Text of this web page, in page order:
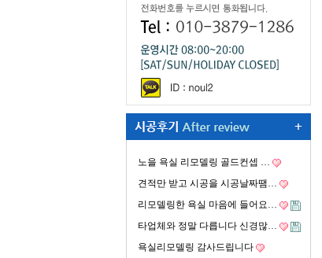
노을 욕실 리모델링 골드컨셉 …
견적만 받고 시공을 시공날짜땜…
리모델링한 욕실 마음에 들어요…
타업체와 정말 다릅니다 신경많…
욕실리모델링 감사드립니다